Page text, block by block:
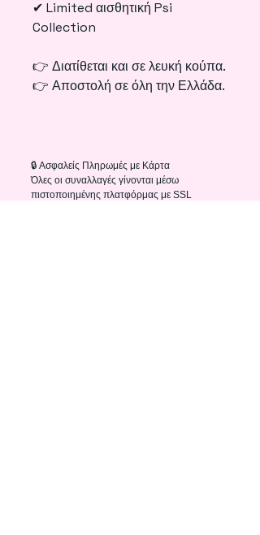
✔ Limited αισθητική Psi
Collection
👉 Διατίθεται και σε λευκή κούπα.
👉 Αποστολή σε όλη την Ελλάδα.
🔒 Ασφαλείς Πληρωμές με Κάρτα
Όλες οι συναλλαγές γίνονται μέσω
πιστοποιημένης πλατφόρμας με SSL